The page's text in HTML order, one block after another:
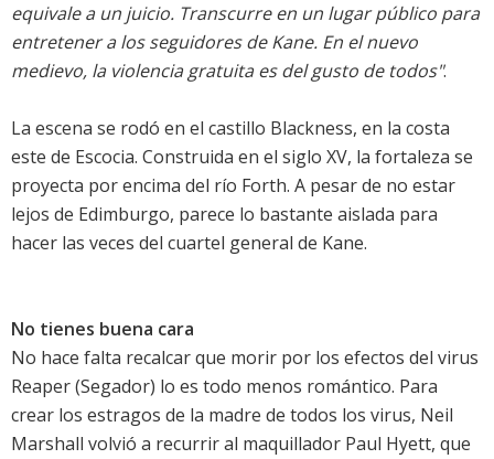
equivale a un juicio. Transcurre en un lugar público para
entretener a los seguidores de Kane. En el nuevo
medievo, la violencia gratuita es del gusto de todos".
La escena se rodó en el castillo Blackness, en la costa
este de Escocia. Construida en el siglo XV, la fortaleza se
proyecta por encima del río Forth. A pesar de no estar
lejos de Edimburgo, parece lo bastante aislada para
hacer las veces del cuartel general de Kane.
No tienes buena cara
No hace falta recalcar que morir por los efectos del virus
Reaper (Segador) lo es todo menos romántico. Para
crear los estragos de la madre de todos los virus, Neil
Marshall volvió a recurrir al maquillador Paul Hyett, que